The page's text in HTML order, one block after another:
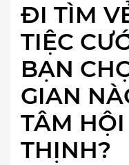
ĐI TÌM
TIỆC
BẠN
GIAN
TÂM
THỊNH?